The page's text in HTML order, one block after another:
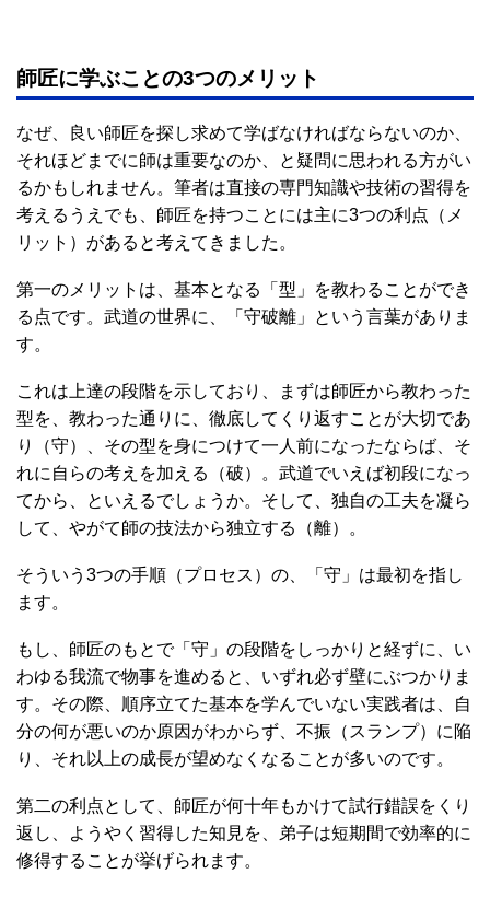
師匠に学ぶことの3つのメリット
なぜ、良い師匠を探し求めて学ばなければならないのか、
それほどまでに師は重要なのか、と疑問に思われる方がい
るかもしれません。筆者は直接の専門知識や技術の習得を
考えるうえでも、師匠を持つことには主に3つの利点（メ
リット）があると考えてきました。
第一のメリットは、基本となる「型」を教わることができ
る点です。武道の世界に、「守破離」という言葉がありま
す。
これは上達の段階を示しており、まずは師匠から教わった
型を、教わった通りに、徹底してくり返すことが大切であ
り（守）、その型を身につけて一人前になったならば、そ
れに自らの考えを加える（破）。武道でいえば初段になっ
てから、といえるでしょうか。そして、独自の工夫を凝ら
して、やがて師の技法から独立する（離）。
そういう3つの手順（プロセス）の、「守」は最初を指し
ます。
もし、師匠のもとで「守」の段階をしっかりと経ずに、い
わゆる我流で物事を進めると、いずれ必ず壁にぶつかりま
す。その際、順序立てた基本を学んでいない実践者は、自
分の何が悪いのか原因がわからず、不振（スランプ）に陥
り、それ以上の成長が望めなくなることが多いのです。
第二の利点として、師匠が何十年もかけて試行錯誤をくり
返し、ようやく習得した知見を、弟子は短期間で効率的に
修得することが挙げられます。